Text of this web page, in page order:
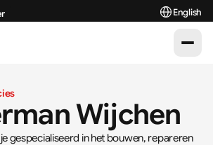
Wijchen
gespecialiseerd in het bouwen, repareren
SelectEnglish